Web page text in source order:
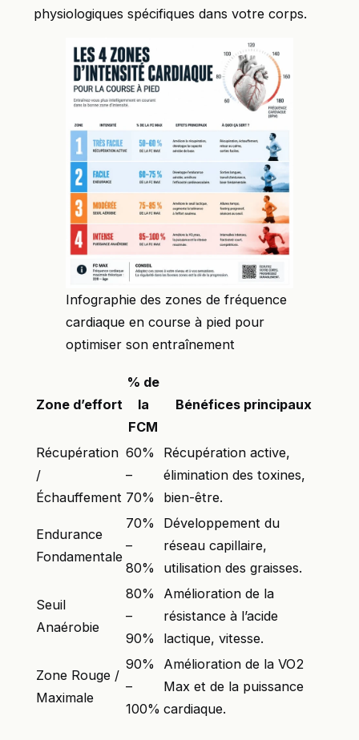
physiologiques spécifiques dans votre corps.
Infographie des zones de fréquence
cardiaque en course à pied pour
optimiser son entraînement
Zone d’effort
% de
la
FCM
Bénéfices principaux
Récupération
/
Échauffement
60%
–
70%
Récupération active,
élimination des toxines,
bien-être.
Endurance
Fondamentale
70%
–
80%
Développement du
réseau capillaire,
utilisation des graisses.
Seuil
Anaérobie
80%
–
90%
Amélioration de la
résistance à l’acide
lactique, vitesse.
Zone Rouge /
Maximale
90%
–
100%
Amélioration de la VO2
Max et de la puissance
cardiaque.